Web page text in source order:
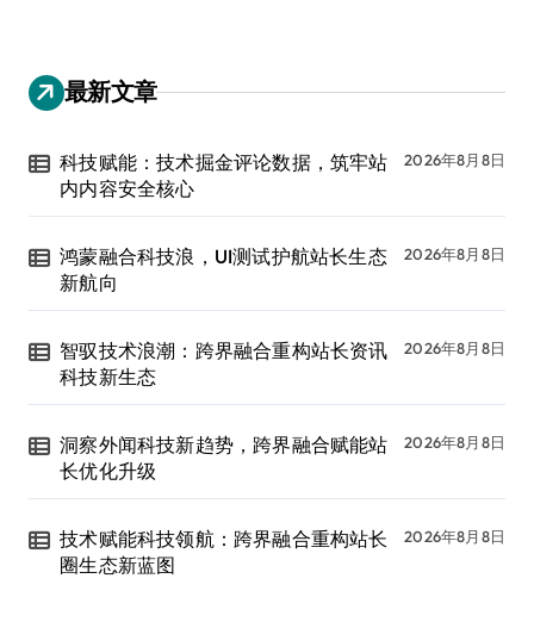
最新文章
科技赋能：技术掘金评论数据，筑牢站
内内容安全核心
2026年8月8日
鸿蒙融合科技浪，UI测试护航站长生态
新航向
2026年8月8日
智驭技术浪潮：跨界融合重构站长资讯
科技新生态
2026年8月8日
洞察外闻科技新趋势，跨界融合赋能站
长优化升级
2026年8月8日
技术赋能科技领航：跨界融合重构站长
圈生态新蓝图
2026年8月8日